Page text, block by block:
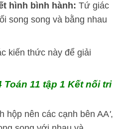
hình bình hành: Tứ giác
song song và bằng nhau
kiến thức này để giải
Toán 11 tập 1 Kết nối tri
hộp nên các cạnh bên AA',